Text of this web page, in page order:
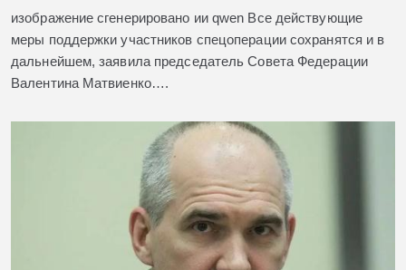
изображение сгенерировано ии qwen Все действующие
меры поддержки участников спецоперации сохранятся и в
дальнейшем, заявила председатель Совета Федерации
Валентина Матвиенко….